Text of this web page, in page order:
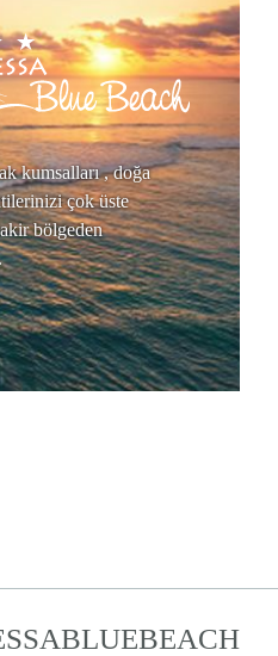
kumsalları , doğa
çok üste
bölgeden